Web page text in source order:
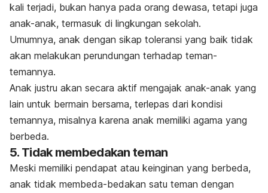
kali terjadi, bukan hanya pada orang dewasa, tetapi juga
anak-anak, termasuk di lingkungan sekolah.
Umumnya, anak dengan sikap toleransi yang baik tidak
akan melakukan perundungan terhadap teman-
temannya.
Anak justru akan secara aktif mengajak anak-anak yang
lain untuk bermain bersama, terlepas dari kondisi
temannya, misalnya karena anak memiliki agama yang
berbeda.
5. Tidak membedakan teman
Meski memiliki pendapat atau keinginan yang berbeda,
anak tidak membeda-bedakan satu teman dengan